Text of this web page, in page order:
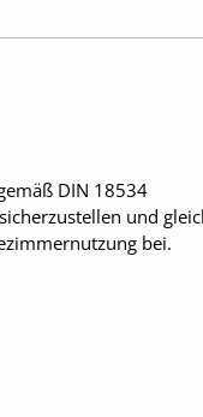
DIN 18534
und
bei.